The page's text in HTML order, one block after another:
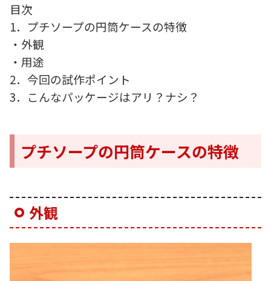
目次
1．プチソープの円筒ケースの特徴
・外観
・用途
2．今回の試作ポイント
3．こんなパッケージはアリ？ナシ？
プチソープの円筒ケースの特徴
外観